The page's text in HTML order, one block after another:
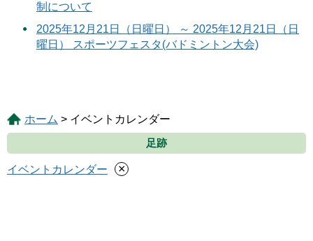
制について
2025年12月21日（日曜日） ～ 2025年12月21日（日
曜日） スポーツフェスタ(バドミントン大会)
ホーム > イベントカレンダー
足跡
イベントカレンダー ×